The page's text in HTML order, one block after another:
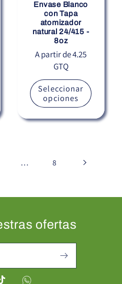
Envase Blanco
con Tapa
atomizador
natural 24/415 -
8oz
Precio
habitual
A partir de 4.25
GTQ
Seleccionar
opciones
… 8
ofertas